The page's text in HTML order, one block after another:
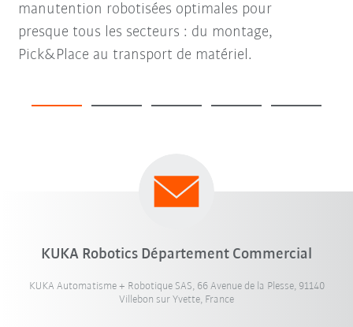
manutention robotisées optimales pour
presque tous les secteurs : du montage,
Pick&Place au transport de matériel.
KUKA Robotics Département Commercial
KUKA Automatisme + Robotique SAS, 66 Avenue de la Plesse, 91140
Villebon sur Yvette, France